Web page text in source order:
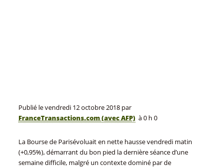
Publié levendredi 12 octobre 2018par
FranceTransactions.com (avec AFP)à 0 h 0
La Bourse de Parisévoluait en nette hausse vendredi matin
(+0,95%), démarrant du bon pied la dernière séance d’une
semaine difficile, malgré un contexte dominé par de